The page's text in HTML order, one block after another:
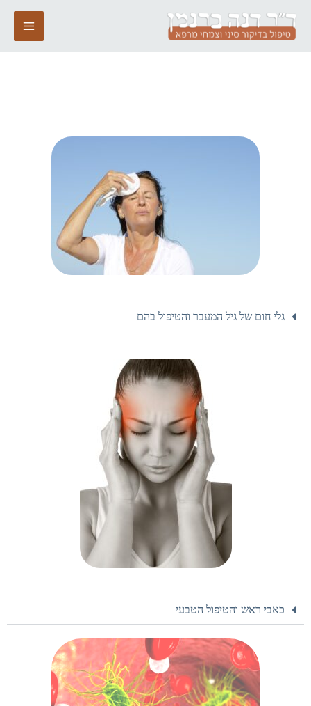
גלי חום של גיל המעבר והטיפול בהם
כאבי ראש והטיפול הטבעי